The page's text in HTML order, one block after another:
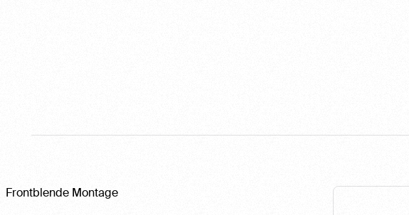
Frontblende Montage